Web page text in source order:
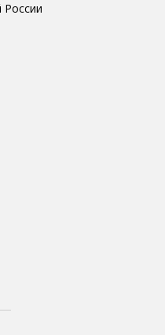
России